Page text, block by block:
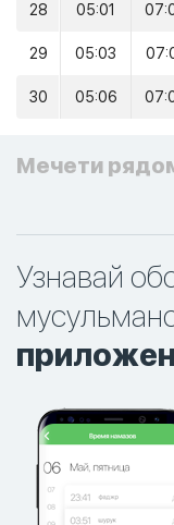
28 05:01
29 05:03
30 05:06
Мечети
Узнавай